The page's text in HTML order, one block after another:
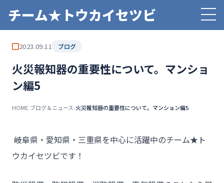
チーム★トウカイセツビ
2023.09.11 ブログ
火災報知器の重要性について。マンショ
ン編5
HOME/ブログ＆ニュース/火災報知器の重要性について。マンション編5
――岐阜県・愛知県・三重県を中心に活躍中のチーム★ト
ウカイセツビです！